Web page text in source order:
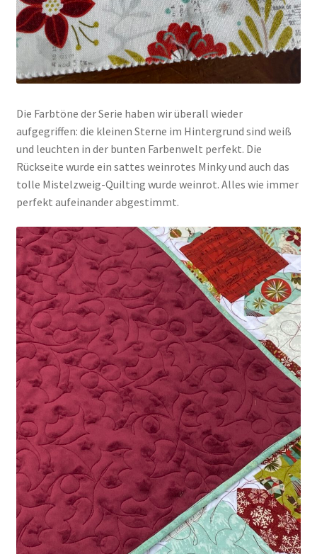
Die Farbtöne der Serie haben wir überall wieder
aufgegriffen: die kleinen Sterne im Hintergrund sind weiß
und leuchten in der bunten Farbenwelt perfekt. Die
Rückseite wurde ein sattes weinrotes Minky und auch das
tolle Mistelzweig-Quilting wurde weinrot. Alles wie immer
perfekt aufeinander abgestimmt.